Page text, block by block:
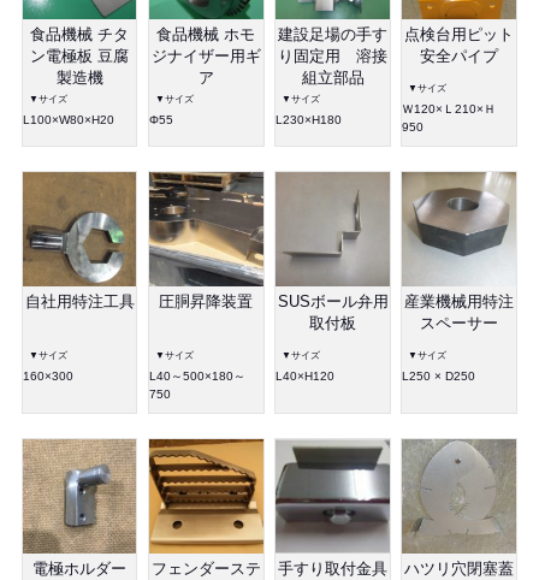
食品機械 チタ
ン電極板 豆腐
製造機
▼サイズ
L100×W80×H20
食品機械 ホモ
ジナイザー用ギ
ア
▼サイズ
Φ55
建設足場の手す
り固定用 溶接
組立部品
▼サイズ
L230×H180
点検台用ピット
安全パイプ
▼サイズ
Ｗ120×Ｌ210×Ｈ
950
自社用特注工具
▼サイズ
160×300
圧胴昇降装置
▼サイズ
L40～500×180～
750
SUSボール弁用
取付板
▼サイズ
L40×H120
産業機械用特注
スペーサー
▼サイズ
L250 × D250
電極ホルダー
フェンダーステ
手すり取付金具 ハツリ穴閉塞蓋